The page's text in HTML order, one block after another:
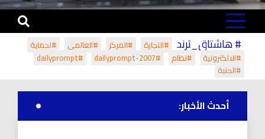
# هاشتاق_ترند #التجارة #المركز #العالمي
#لحماية
#الالكترونية
#نظام #dailyprompt-2007
#dailyprompt
#الجنية
أحدث الأخبار: